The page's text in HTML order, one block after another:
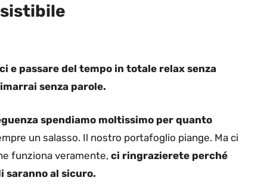
e passare del tempo in totale relax senza
senza parole.
spendiamo moltissimo per quanto
un salasso. Il nostro portafoglio piange. Ma ci
funziona veramente, ci ringrazierete perché
saranno al sicuro.